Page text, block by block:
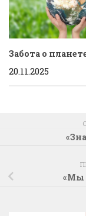
Забота о
20.11.2025
«Мы